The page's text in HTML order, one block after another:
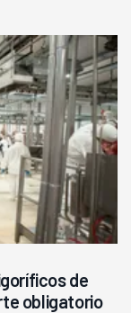
de
obligatorio